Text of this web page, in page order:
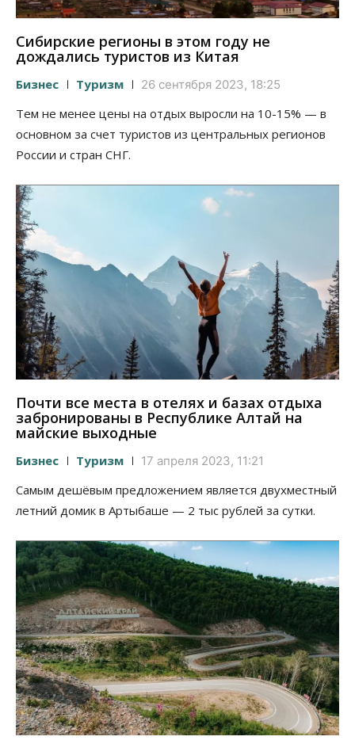
Сибирские регионы в этом году не
дождались туристов из Китая
Бизнес Туризм 26 сентября 2023, 18:25
Тем не менее цены на отдых выросли на 10-15% — в
основном за счет туристов из центральных регионов
России и стран СНГ.
Почти все места в отелях и базах отдыха
забронированы в Республике Алтай на
майские выходные
Бизнес Туризм 17 апреля 2023, 11:21
Самым дешёвым предложением является двухместный
летний домик в Артыбаше — 2 тыс рублей за сутки.